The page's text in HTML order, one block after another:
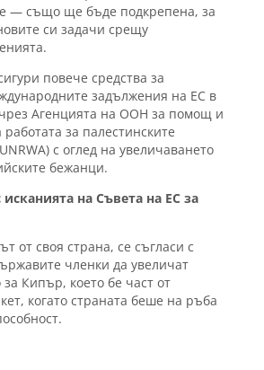
— също ще бъде подкрепена, за
си задачи срещу
повече средства за
задължения на ЕС в
Агенцията на ООН за помощ и
за палестинските
с оглед на увеличаването
бежанци.
исканията на Съвета на ЕС за
от своя страна, се съгласи с
членки да увеличат
Кипър, което бе част от
когато страната беше на ръба